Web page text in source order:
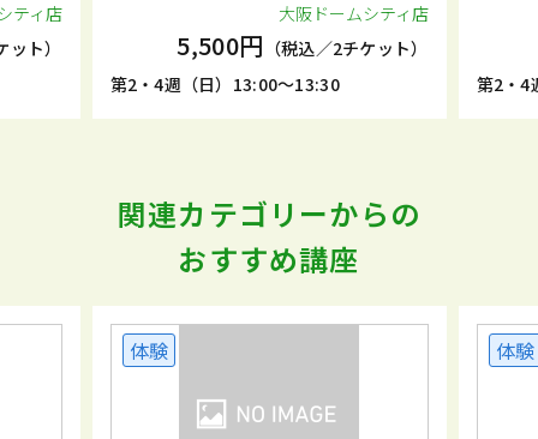
ティ店
ト）
大阪ドームシティ店
5,500円 （税込／2チケット）
第2・4週（日）13:00～13:30
第2・4
関連カテゴリーからの
おすすめ講座
体験 体験